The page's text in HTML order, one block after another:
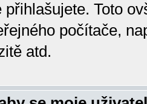
Toto
počítače,
atd.